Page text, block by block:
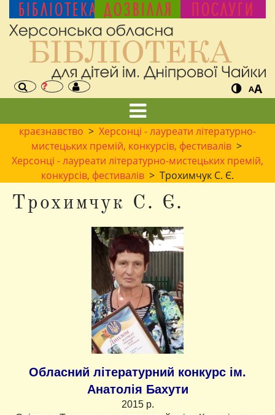
БІБЛІОТЕКА ДОЗВІЛЛЯ ПОСЛУГИ
AA
краєзнавство > Херсонці - лауреати літературно-
мистецьких премій, конкурсів, фестивалів>
Херсонці - лауреати літературно-мистецьких премій,
конкурсів, фестивалів > Трохимчук С. Є.
Трохимчук С. Є.
Обласний літературний конкурс ім.
Анатолія Бахути
2015 р.